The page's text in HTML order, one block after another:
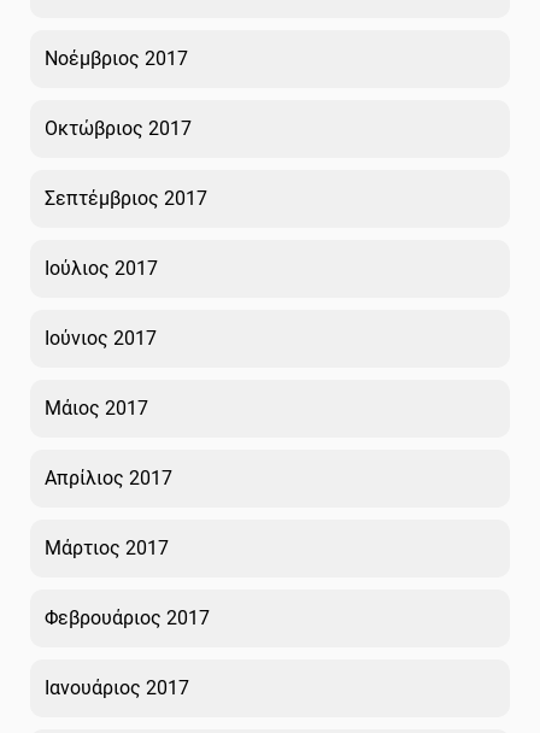
Νοέμβριος 2017
Οκτώβριος 2017
Σεπτέμβριος 2017
Ιούλιος 2017
Ιούνιος 2017
Μάιος 2017
Απρίλιος 2017
Μάρτιος 2017
Φεβρουάριος 2017
Ιανουάριος 2017